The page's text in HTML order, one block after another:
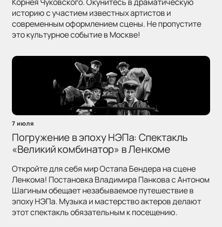
Корнея Чуковского. Окунитесь в драматическую
историю с участием известных артистов и
современным оформлением сцены. Не пропустите
это культурное событие в Москве!
7 июля
Погружение в эпоху НЭПа: Спектакль
«Великий комбинатор» в Ленкоме
Откройте для себя мир Остапа Бендера на сцене
Ленкома! Постановка Владимира Панкова с Антоном
Шагиным обещает незабываемое путешествие в
эпоху НЭПа. Музыка и мастерство актеров делают
этот спектакль обязательным к посещению.